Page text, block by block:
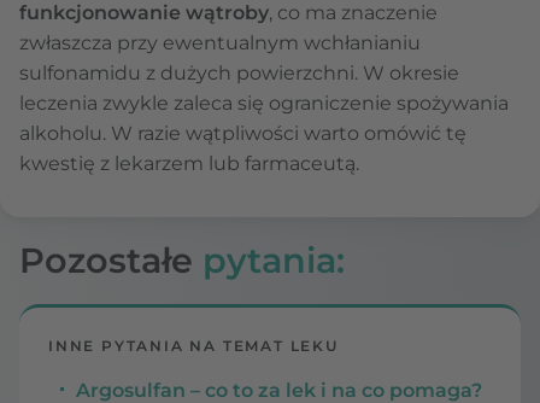
funkcjonowanie wątroby, co ma znaczenie
zwłaszcza przy ewentualnym wchłanianiu
sulfonamidu z dużych powierzchni. W okresie
leczenia zwykle zaleca się ograniczenie spożywania
alkoholu. W razie wątpliwości warto omówić tę
kwestię z lekarzem lub farmaceutą.
Pozostałe pytania:
INNE PYTANIA NA TEMAT LEKU
Argosulfan – co to za lek i na co pomaga?